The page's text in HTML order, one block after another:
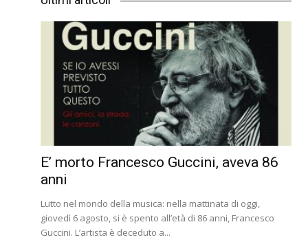
E’ morto Francesco Guccini, aveva 86
anni
Lutto nel mondo della musica: nella mattinata di oggi,
giovedì 6 agosto, si è spento all’età di 86 anni, Francesco
Guccini. L’artista è deceduto a...